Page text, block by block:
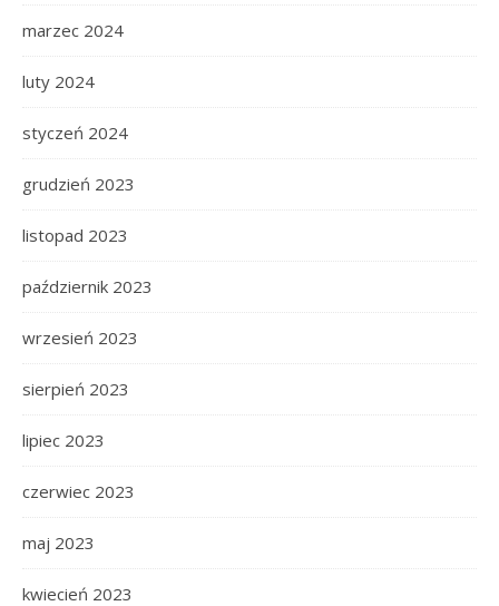
marzec 2024
luty 2024
styczeń 2024
grudzień 2023
listopad 2023
październik 2023
wrzesień 2023
sierpień 2023
lipiec 2023
czerwiec 2023
maj 2023
kwiecień 2023